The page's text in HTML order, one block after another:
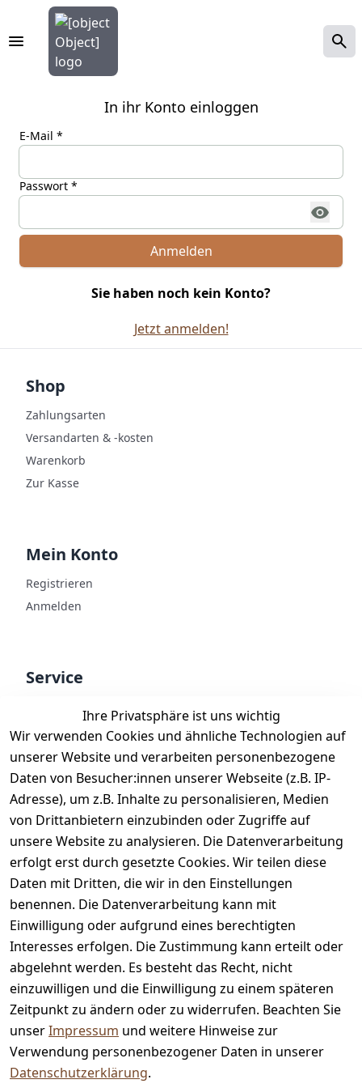
In ihr Konto einloggen
E-Mail *
Passwort *
Anmelden
Sie haben noch kein Konto?
Jetzt anmelden!
Ihre Privatsphäre ist uns wichtig
Wir verwenden Cookies und ähnliche Technologien auf
unserer Website und verarbeiten personenbezogene
Daten von Besucher:innen unserer Webseite (z.B. IP-
Adresse), um z.B. Inhalte zu personalisieren, Medien
von Drittanbietern einzubinden oder Zugriffe auf
unsere Website zu analysieren. Die Datenverarbeitung
erfolgt erst durch gesetzte Cookies. Wir teilen diese
Daten mit Dritten, die wir in den Einstellungen
benennen. Die Datenverarbeitung kann mit
Einwilligung oder aufgrund eines berechtigten
Interesses erfolgen. Die Zustimmung kann erteilt oder
abgelehnt werden. Es besteht das Recht, nicht
einzuwilligen und die Einwilligung zu einem späteren
Zeitpunkt zu ändern oder zu widerrufen. Beachten Sie
unserImpressum und weitere Hinweise zur
Verwendung personenbezogener Daten in unserer
Datenschutzerklärung.
Shop
Zahlungsarten
Versandarten & -kosten
Warenkorb
Zur Kasse
Mein Konto
Registrieren
Anmelden
Service
Bewertungen
Zahlung & Versand
Auszeichnungen